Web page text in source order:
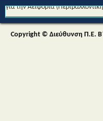
για την Αειφορία
Copyright © Διεύθυνση Π.Ε.